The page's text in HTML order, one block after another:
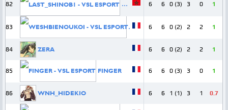
82 LAST_SHINOB1
6 6 0 (3) 3 0 1
83 WESHBIENOUKOI
6 6 0 (2) 2 2 1
84 ZERA 6 6 0 (2) 2 2 1
85 FINGER 6 6 0 (3) 3 0 1
86 WNH_HIDEKIO 6 6 1 (1) 3 1 0.7